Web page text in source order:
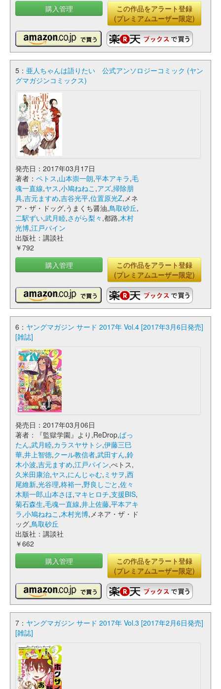
購入管理
この作品をアラート登録
(プレミアムユーザー限定)
5： 亜人ちゃんは語りたい 公式アンソロジーコミック (ヤン
グマガジンコミックス)
発売日：2017年03月17日
著者： ペトス,山本崇一朗,平本アキラ,毛
魂一直線,ヤス,小鳩ねねこ ,アズ,掃除朋
具,吉元ますめ,吉谷光平,位置原光Z,メネ
ア・ザ・ドッグ,うまくち醤油,鳥取砂丘,
二駅ずい,武月睦,さがら梨々 ,都路,木村
光博,江戸パイン
出版社：講談社
￥792
購入管理
この作品をアラート登録
(プレミアムユーザー限定)
6： ヤングマガジン サード 2017年 Vol.4 [2017年3月6日発売]
[雑誌]
発売日：2017年03月06日
著者：『監獄学園』より,ReDrop,ばっ
たん,武月睦,カラスヤサトシ,伊藤三巳
華,井上智徳,クール教信者,武田すん,鈴
木小波,吉元ますめ,江戸パイン,ぺトス,
久米田康治,ヤス,にんじゃむ, ミサヲ,西
尾維新,光谷理,柊裕一,野良しごと ,佐々
木順一郎,山本さほ,マキヒロチ,支援BIS,
菊石森生,毛魂一直線,井上佐藤,平本アキ
ラ,小鳩ねねこ ,木村光博,メネア・ザ・ド
ッグ,鳥取砂丘
出版社：講談社
￥662
購入管理
この作品をアラート登録
(プレミアムユーザー限定)
7： ヤングマガジン サード 2017年 Vol.3 [2017年2月6日発売]
[雑誌]